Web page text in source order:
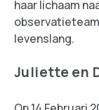
haar lichaam
levenslang.
Juliette en